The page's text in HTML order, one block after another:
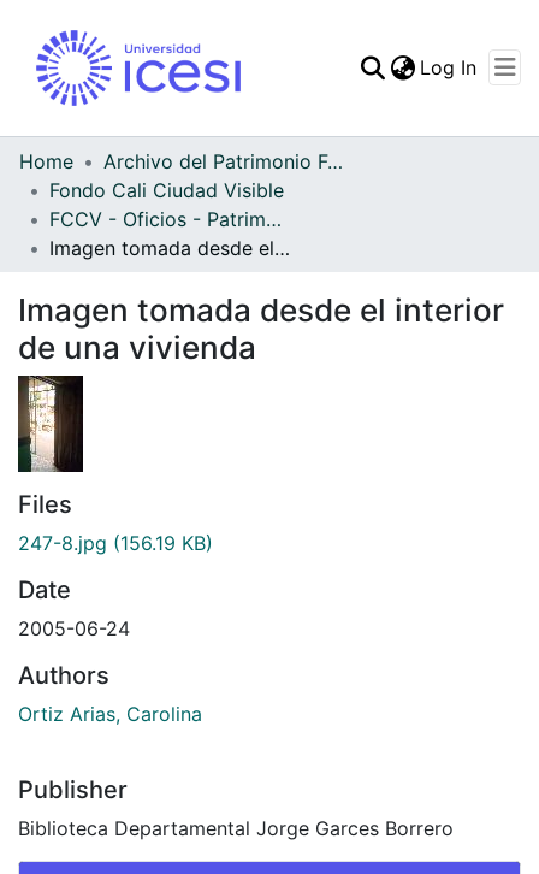
Log In
Home
Archivo del Patrimonio Fotográfico y Fílmico del Valle del Cauca
Fondo Cali Ciudad Visible
FCCV - Oficios - Patrimonial
Imagen tomada desde el interior de una vivienda
Imagen tomada desde el interior
de una vivienda
Files
247-8.jpg (156.19 KB)
Date
2005-06-24
Authors
Ortiz Arias, Carolina
Publisher
Biblioteca Departamental Jorge Garces Borrero